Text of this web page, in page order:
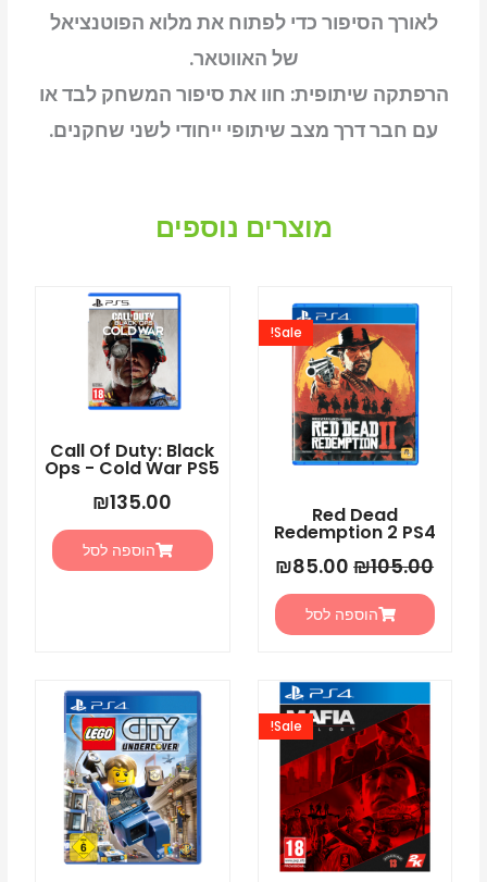
לאורך הסיפור כדי לפתוח את מלוא הפוטנציאל
של האווטאר.
הרפתקה שיתופית: חוו את סיפור המשחק לבד או
עם חבר דרך מצב שיתופי ייחודי לשני שחקנים.
מוצרים נוספים
Red Dead
Redemption 2 PS4
Sale!
₪105.00
המחיר
המקורי
היה:
₪105.00.
₪85.00
הנוכחי
הוא:
הוספה לסל
Call Of Duty: Black
Ops - Cold War PS5
₪135.00
הוספה לסל
Sale!
המחיר
המקורי
היה:
₪125.00.
הנוכחי
הוא: